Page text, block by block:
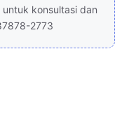
konsultasi dan
2773